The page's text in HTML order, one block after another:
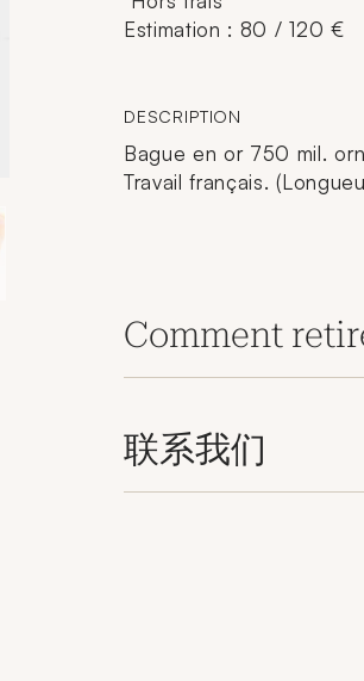
Estimation : 80 / 120 €
DESCRIPTION
Bague en or 750 mil.
Travail français.
Comment
联系我们